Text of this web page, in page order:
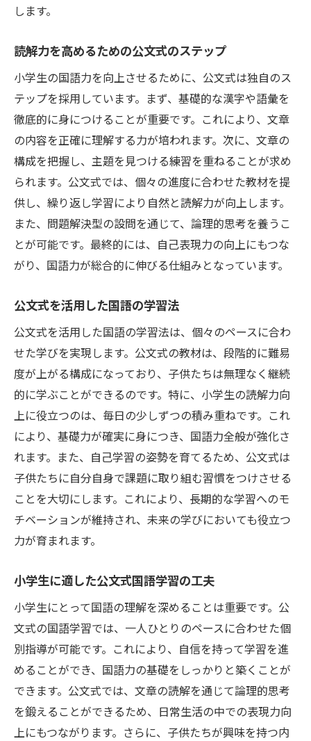
読み取り力を高める公文式の活用法
公文式で実践する国語力の向上策
小学生の能力を引き出す公文式のアプロー
チ
新しい視点から公文式で国語を学ぶ
国語の基礎を固める公文式学習法の効果的な活
用法
公文式で国語の基礎をしっかりと固める
効果的に国語を学ぶための公文式活用法
国語の基礎力を高める公文式の導入
国語を楽しく学ぶ公文式の魅力
公文式で確立する国語の基礎力
楽しく学ぶ国語公文式で小学生の読解力を伸ば
すコツ
楽しみながら学ぶ公文式の国語学習
公文式で楽しく読解力を伸ばす秘訣
小学生の興味を引き出す公文式の方法
国語の学びを深める公文式のコツ
子どもが楽しむ公文式学習のアイデア
公文式で効果的に国語力を育む
公文式を活用した小学生のための国語力向上プ
公文式プログラムで国語力アップを目指す
小学生向け公文式の国語学習プラン
公文式で実現する国語力向上のステップ
国語力向上に貢献する公文式のプログラム
公文式を通じた国語の効果的なプラン
持続的に国語力を伸ばす公文式のアプロー
チ
します。
読解力を高めるための公文式のステップ
小学生の国語力を向上させるために、公文式は独自のス
テップを採用しています。まず、基礎的な漢字や語彙を
徹底的に身につけることが重要です。これにより、文章
の内容を正確に理解する力が培われます。次に、文章の
構成を把握し、主題を見つける練習を重ねることが求め
られます。公文式では、個々の進度に合わせた教材を提
供し、繰り返し学習により自然と読解力が向上します。
また、問題解決型の設問を通じて、論理的思考を養うこ
とが可能です。最終的には、自己表現力の向上にもつな
がり、国語力が総合的に伸びる仕組みとなっています。
公文式を活用した国語の学習法
公文式を活用した国語の学習法は、個々のペースに合わ
せた学びを実現します。公文式の教材は、段階的に難易
度が上がる構成になっており、子供たちは無理なく継続
的に学ぶことができるのです。特に、小学生の読解力向
上に役立つのは、毎日の少しずつの積み重ねです。これ
により、基礎力が確実に身につき、国語力全般が強化さ
れます。また、自己学習の姿勢を育てるため、公文式は
子供たちに自分自身で課題に取り組む習慣をつけさせる
ことを大切にします。これにより、長期的な学習へのモ
チベーションが維持され、未来の学びにおいても役立つ
力が育まれます。
小学生に適した公文式国語学習の工夫
小学生にとって国語の理解を深めることは重要です。公
文式の国語学習では、一人ひとりのペースに合わせた個
別指導が可能です。これにより、自信を持って学習を進
めることができ、国語力の基礎をしっかりと築くことが
できます。公文式では、文章の読解を通じて論理的思考
を鍛えることができるため、日常生活の中での表現力向
上にもつながります。さらに、子供たちが興味を持つ内